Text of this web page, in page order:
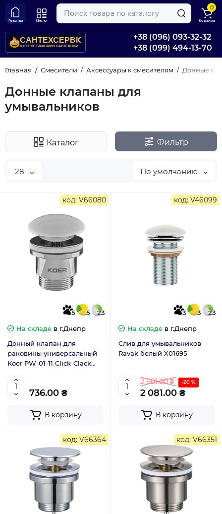
+38 (096) 093-32-32
+38 (099) 494-13-70
Главная Меню
0
Корзина
Главная Смесители Аксессуары к смесителям Донные
Донные клапаны для
умывальников
Каталог Фильтр
28 По умолчанию
код: V66080
5 5
23
На складе в г.Днепр
Донный клапан для
раковины универсальный
Koer PW-01-11 Click-Clack
накладка) 1.1/4 (KR3405)
736.00 ₴
В корзину
код: V46099
3 3
23
На складе в г.Днепр
Слив для умывальников
Ravak белый X01695
2 601.00 ₴ -20 %
2 081.00 ₴
В корзину
код: V66364 код: V66351